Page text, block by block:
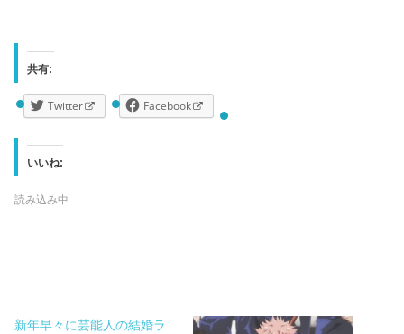
共有:
Twitter Facebook
いいね:
読み込み中…
新年早々に芸能人の結婚ラ